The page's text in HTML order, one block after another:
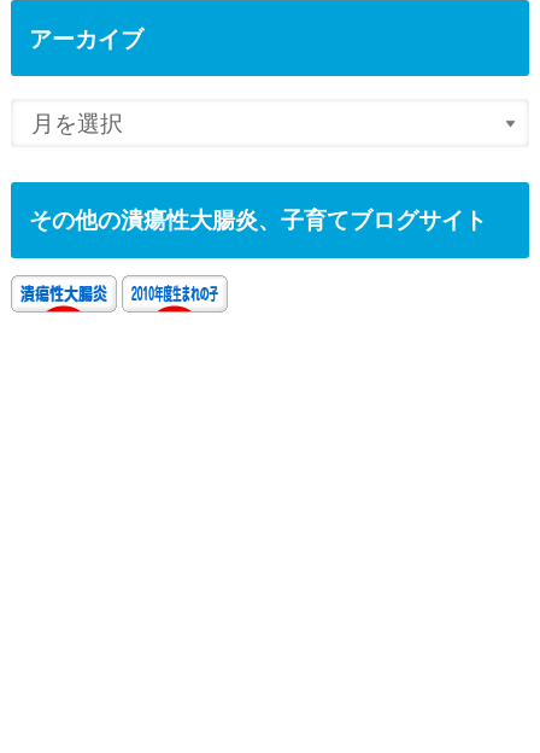
アーカイブ
その他の潰瘍性大腸炎、子育てブログサイト